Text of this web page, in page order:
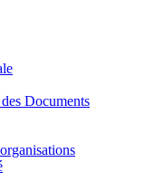
Documents